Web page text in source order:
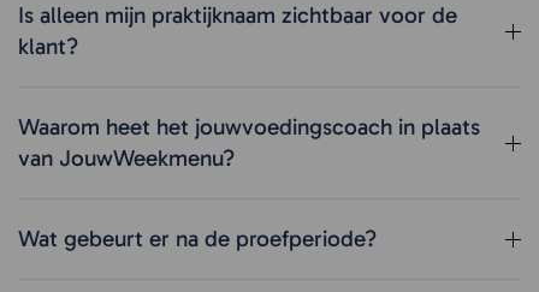
Is alleen mijn praktijknaam zichtbaar voor de
klant?
Waarom heet het jouwvoedingscoach in plaats
van JouwWeekmenu?
Wat gebeurt er na de proefperiode?